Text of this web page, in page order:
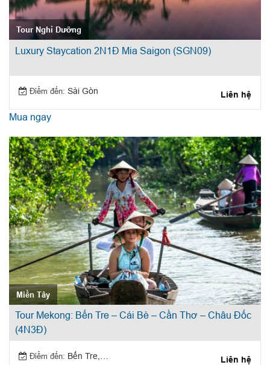
Tour Nghỉ Dưỡng
Luxury Staycation 2N1Đ Mia Saigon (SGN09)
Điểm đến: Sài Gòn Liên hệ
Mua ngay
Miền Tây
Tour Mekong: Bến Tre – Cái Bè – Cần Thơ – Châu Đốc
(4N3Đ)
Điểm đến: Bến Tre, Cái Bè, Cần Thơ, Châu Đốc Liên hệ